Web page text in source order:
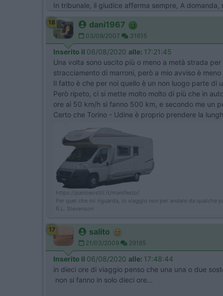
In tribunale, il giudice afferma sempre, A domanda,
18 dani1967
03/09/2007 31615
Inserito il 06/08/2020 alle: 17:21:45
Una volta sono uscito più o meno a metà strada
stracciamento di marroni, però a mio avviso è
Il fatto è che per noi quello è un non luogo parte di
Però ripeto, ci si mette molto molto di più che in
ore ai 50 km/h si fanno 500 km, e secondo me un
Certo che Torino - Udine è proprio prendere la
https://paroleostili.it/manifesto/
Per quel che mi riguarda, io viaggio non per andare da qualche
R.L. Stevenson
17 salito
21/03/2009 29165
Inserito il 06/08/2020 alle: 17:48:44
in dieci ore di viaggio penso che una una o due
non si fanno in solo dieci ore...